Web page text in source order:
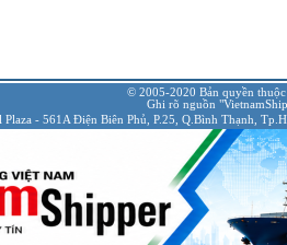
© 2005-2020 Bản quyền
Ghi rõ nguồn
Plaza - 561A Điện Biên Phủ, P.25, Q.Bình Thạnh,